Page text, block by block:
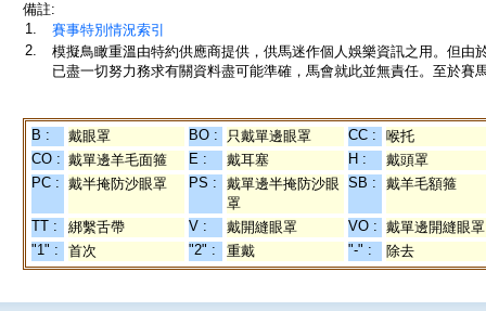
備註:
1.
賽事特別情況索引
2.
模擬鳥瞰重溫由特約供應商提供，供馬迷作個人娛樂資訊之用。但
已盡一切努力務求有關資料盡可能準確，馬會就此並無責任。至於賽
B : 戴眼罩 BO : 只戴單邊眼罩 CC :
喉托
CO : 戴單邊羊毛面箍 E : 戴耳塞 H :
戴頭罩
PC : 戴半掩防沙眼罩 PS :
戴單邊半掩防沙眼
罩
SB : 戴羊毛額箍
TT : 綁繫舌帶 V : 戴開縫眼罩 VO : 戴單邊開縫眼罩
"1" :
首次 "2" : 重戴 "-" : 除去